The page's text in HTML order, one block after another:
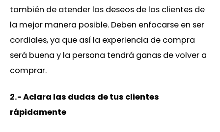
también de atender los deseos de los clientes de
la mejor manera posible. Deben enfocarse en ser
cordiales, ya que así la experiencia de compra
será buena y la persona tendrá ganas de volver a
comprar.
2.- Aclara las dudas de tus clientes
rápidamente